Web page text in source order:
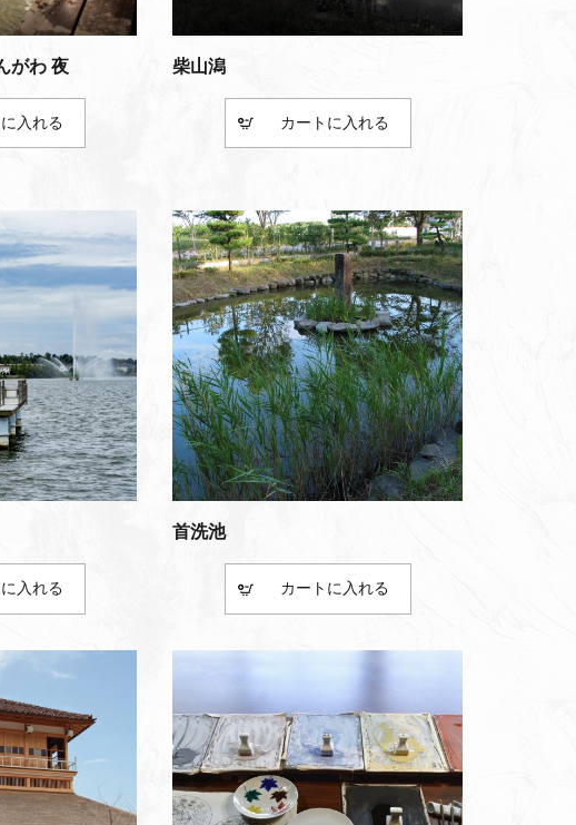
がわ 夜 柴山潟
カート
首洗池
カート